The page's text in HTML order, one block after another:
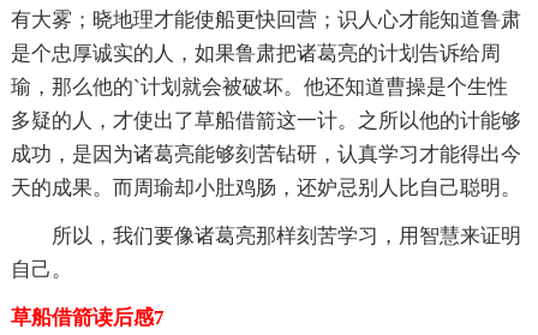
有大雾；晓地理才能使船更快回营；识人心才能知道鲁肃
是个忠厚诚实的人，如果鲁肃把诸葛亮的计划告诉给周
瑜，那么他的`计划就会被破坏。他还知道曹操是个生性
多疑的人，才使出了草船借箭这一计。之所以他的计能够
成功，是因为诸葛亮能够刻苦钻研，认真学习才能得出今
天的成果。而周瑜却小肚鸡肠，还妒忌别人比自己聪明。
所以，我们要像诸葛亮那样刻苦学习，用智慧来证明
自己。
草船借箭读后感7